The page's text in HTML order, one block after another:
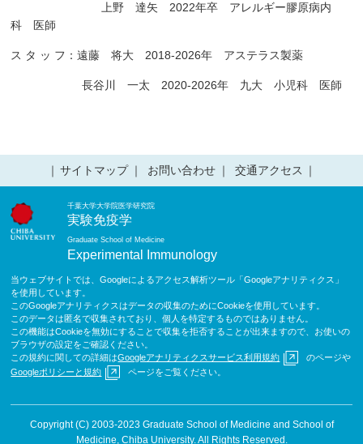
上野 達矢 2022年卒 アレルギー膠原病内
科 医師
ス タ ッ フ：遠藤 将大 2018-2026年 アステラス製薬
長谷川 一太 2020-2026年 九大 小児科 医師
サイトマップ お問い合わせ 交通アクセス
千葉大学大学院医学研究院
実験免疫学
Graduate School of Medicine
Experimental Immunology
当ウェブサイトでは、Googleによるアクセス解析ツール「Googleアナリティクス」
を使用しています。
このGoogleアナリティクスはデータの収集のためにCookieを使用しています。
このデータは匿名で収集されており、個人を特定するものではありません。
この機能はCookieを無効にすることで収集を拒否することが出来ますので、お使いの
ブラウザの設定をご確認ください。
この規約に関しての詳細はGoogleアナリティクスサービス利用規約
のページや
Googleポリシーと規約
ページをご覧ください。
Copyright (C) 2003-2023 Graduate School of Medicine and School of
Medicine, Chiba University. All Rights Reserved.